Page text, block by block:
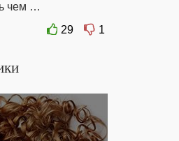
чем …
29
1